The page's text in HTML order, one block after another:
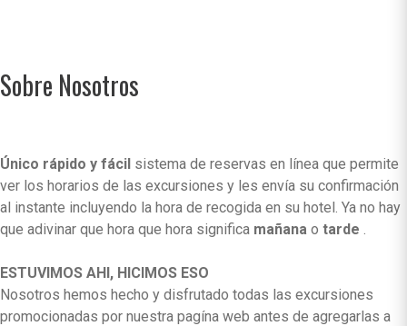
Sobre Nosotros
Único rápido y fácil sistema de reservas en línea que permite
ver los horarios de las excursiones y les envía su confirmación
al instante incluyendo la hora de recogida en su hotel. Ya no hay
que adivinar que hora que hora significa mañana o tarde .
ESTUVIMOS AHI, HICIMOS ESO
Nosotros hemos hecho y disfrutado todas las excursiones
promocionadas por nuestra pagína web antes de agregarlas a